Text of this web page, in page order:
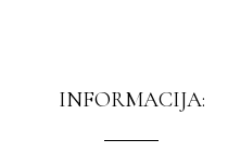
INFORMACIJA: